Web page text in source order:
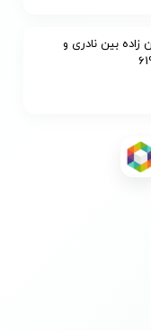
زاده بین نادری و